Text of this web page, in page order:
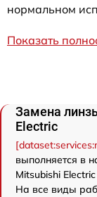
нормальном
Показать
Замена
Electric
выполняется в
Mitsubishi
На все виды